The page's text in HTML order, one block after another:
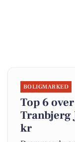
BOLIGMARKED
Top 6
Tranbjerg
kr